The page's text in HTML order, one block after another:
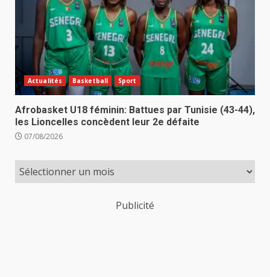
Actualités Basketball Sport
Afrobasket U18 féminin: Battues par Tunisie (43-44),
les Lioncelles concèdent leur 2e défaite
07/08/2026
Publicité